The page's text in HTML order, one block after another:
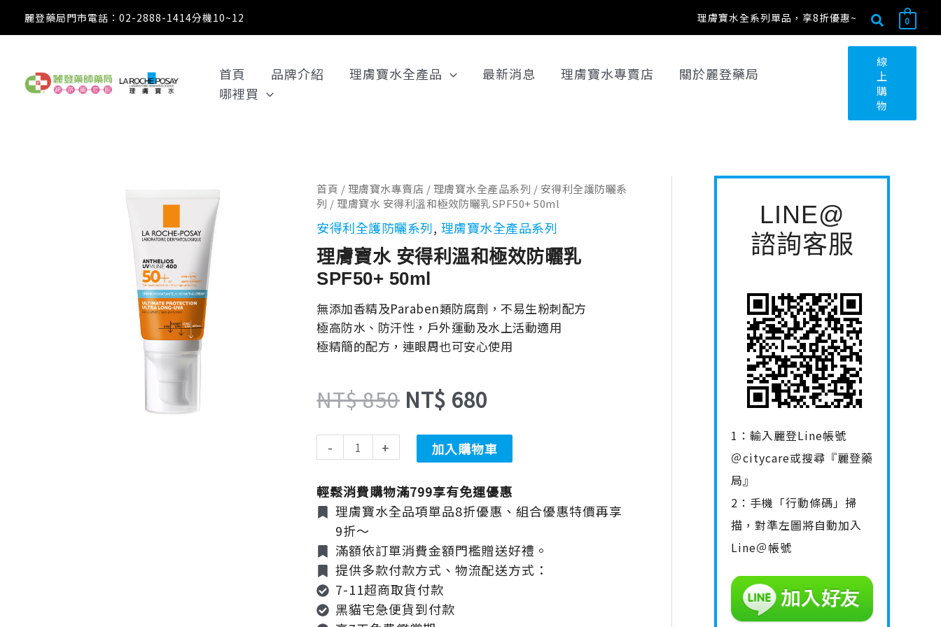
麗登藥局門市電話：02-2888-1414分機10~12 理膚寶水全系列單品，享8折優惠~
搜
尋
0
首頁 品牌介紹 理膚寶水全產品 最新消息 理膚寶水專賣店
關於麗登藥局
哪裡買
線
上
購
物
首頁 / 理膚寶水專賣店 / 理膚寶水全產品系列 / 安得利全護防曬系
列 / 理膚寶水 安得利溫和極效防曬乳SPF50+ 50ml
安得利全護防曬系列, 理膚寶水全產品系列
理膚寶水 安得利溫和極效防曬乳
SPF50+ 50ml
無添加香精及Paraben類防腐劑，不易生粉刺配方
極高防水、防汗性，戶外運動及水上活動適用
極精簡的配方，連眼周也可安心使用
NT$850
原
始
價
格：
NT$ 850。
NT$ 680
目
前
價
NT$ 680。
-
理
膚
寶
水
安
得
利
溫
和
防
乳
SPF50+
50ml
數
量
+ 加入購物車
輕鬆消費購物滿799享有免運優惠
理膚寶水全品項單品8折優惠、組合優惠特價再享
9折～
滿額依訂單消費金額門檻贈送好禮。
提供多款付款方式、物流配送方式：
7-11超商取貨付款
黑貓宅急便貨到付款
LINE@
諮詢客服
1：輸入麗登Line帳號
＠citycare或搜尋『麗登藥
局』
2：手機「行動條碼」掃
描，對準左圖將自動加入
Line＠帳號
搜
尋
鍵